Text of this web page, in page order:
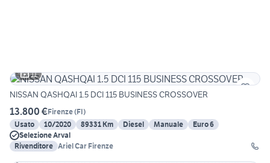
11
NISSAN QASHQAI 1.5 DCI 115 BUSINESS CROSSOVER
13.800 €Firenze(FI)
Usato
10/2020 89331 Km Diesel Manuale
Euro 6
Selezione Arval
Rivenditore Ariel Car Firenze